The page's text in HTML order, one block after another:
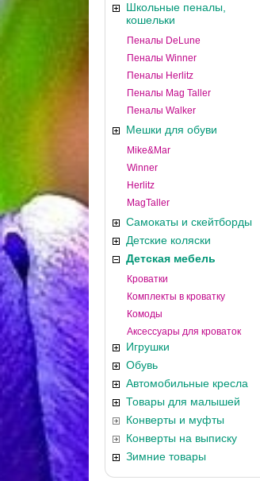
Школьные пеналы,
кошельки
Пеналы DeLune
Пеналы Winner
Пеналы Herlitz
Пеналы Mag Taller
Пеналы Walker
Мешки для обуви
Mike&Mar
Winner
Herlitz
MagTaller
Самокаты и скейтборды
Детские коляски
Детская мебель
Кроватки
Комплекты в кроватку
Комоды
Аксессуары для кроваток
Игрушки
Обувь
Автомобильные кресла
Товары для малышей
Конверты и муфты
Конверты на выписку
Зимние товары